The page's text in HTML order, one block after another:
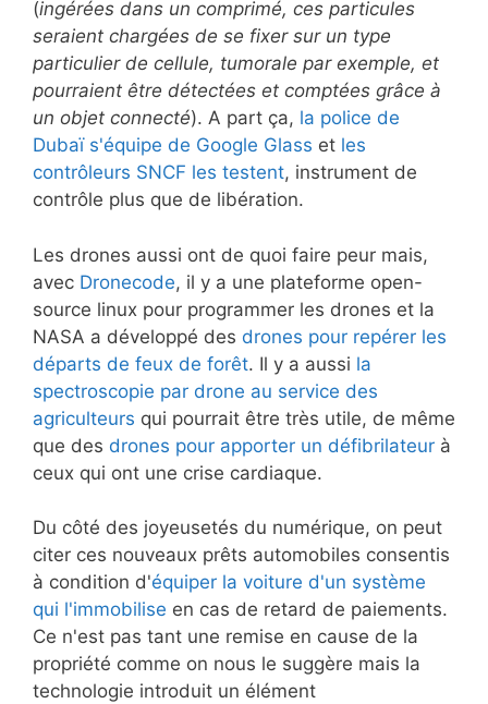
(ingérées dans un comprimé, ces particules
seraient chargées de se fixer sur un type
particulier de cellule, tumorale par exemple, et
pourraient être détectées et comptées grâce à
un objet connecté). A part ça, la police de
Dubaï s'équipe de Google Glass et les
contrôleurs SNCF les testent, instrument de
contrôle plus que de libération.
Les drones aussi ont de quoi faire peur mais,
avec Dronecode, il y a une plateforme open-
source linux pour programmer les drones et la
NASA a développé des drones pour repérer les
départs de feux de forêt. Il y a aussi la
spectroscopie par drone au service des
agriculteurs qui pourrait être très utile, de même
que des drones pour apporter un défibrilateur à
ceux qui ont une crise cardiaque.
Du côté des joyeusetés du numérique, on peut
citer ces nouveaux prêts automobiles consentis
à condition d'équiper la voiture d'un système
qui l'immobilise en cas de retard de paiements.
Ce n'est pas tant une remise en cause de la
propriété comme on nous le suggère mais la
technologie introduit un élément